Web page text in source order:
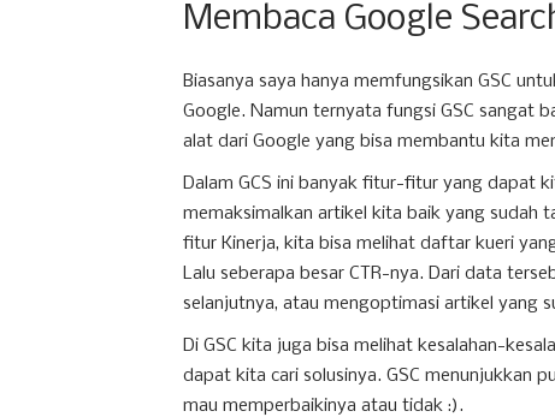
Membaca Google
Biasanya saya hanya memfungsikan GSC
Google. Namun ternyata fungsi GSC sangat
alat dari Google yang bisa membantu kita
Dalam GCS ini banyak fitur-fitur yang dapat
memaksimalkan artikel kita baik yang sudah
fitur Kinerja, kita bisa melihat daftar kueri
Lalu seberapa besar CTR-nya. Dari data
selanjutnya, atau mengoptimasi artikel yang
Di GSC kita juga bisa melihat kesalahan-
dapat kita cari solusinya. GSC menunjukkan
mau memperbaikinya atau tidak :).